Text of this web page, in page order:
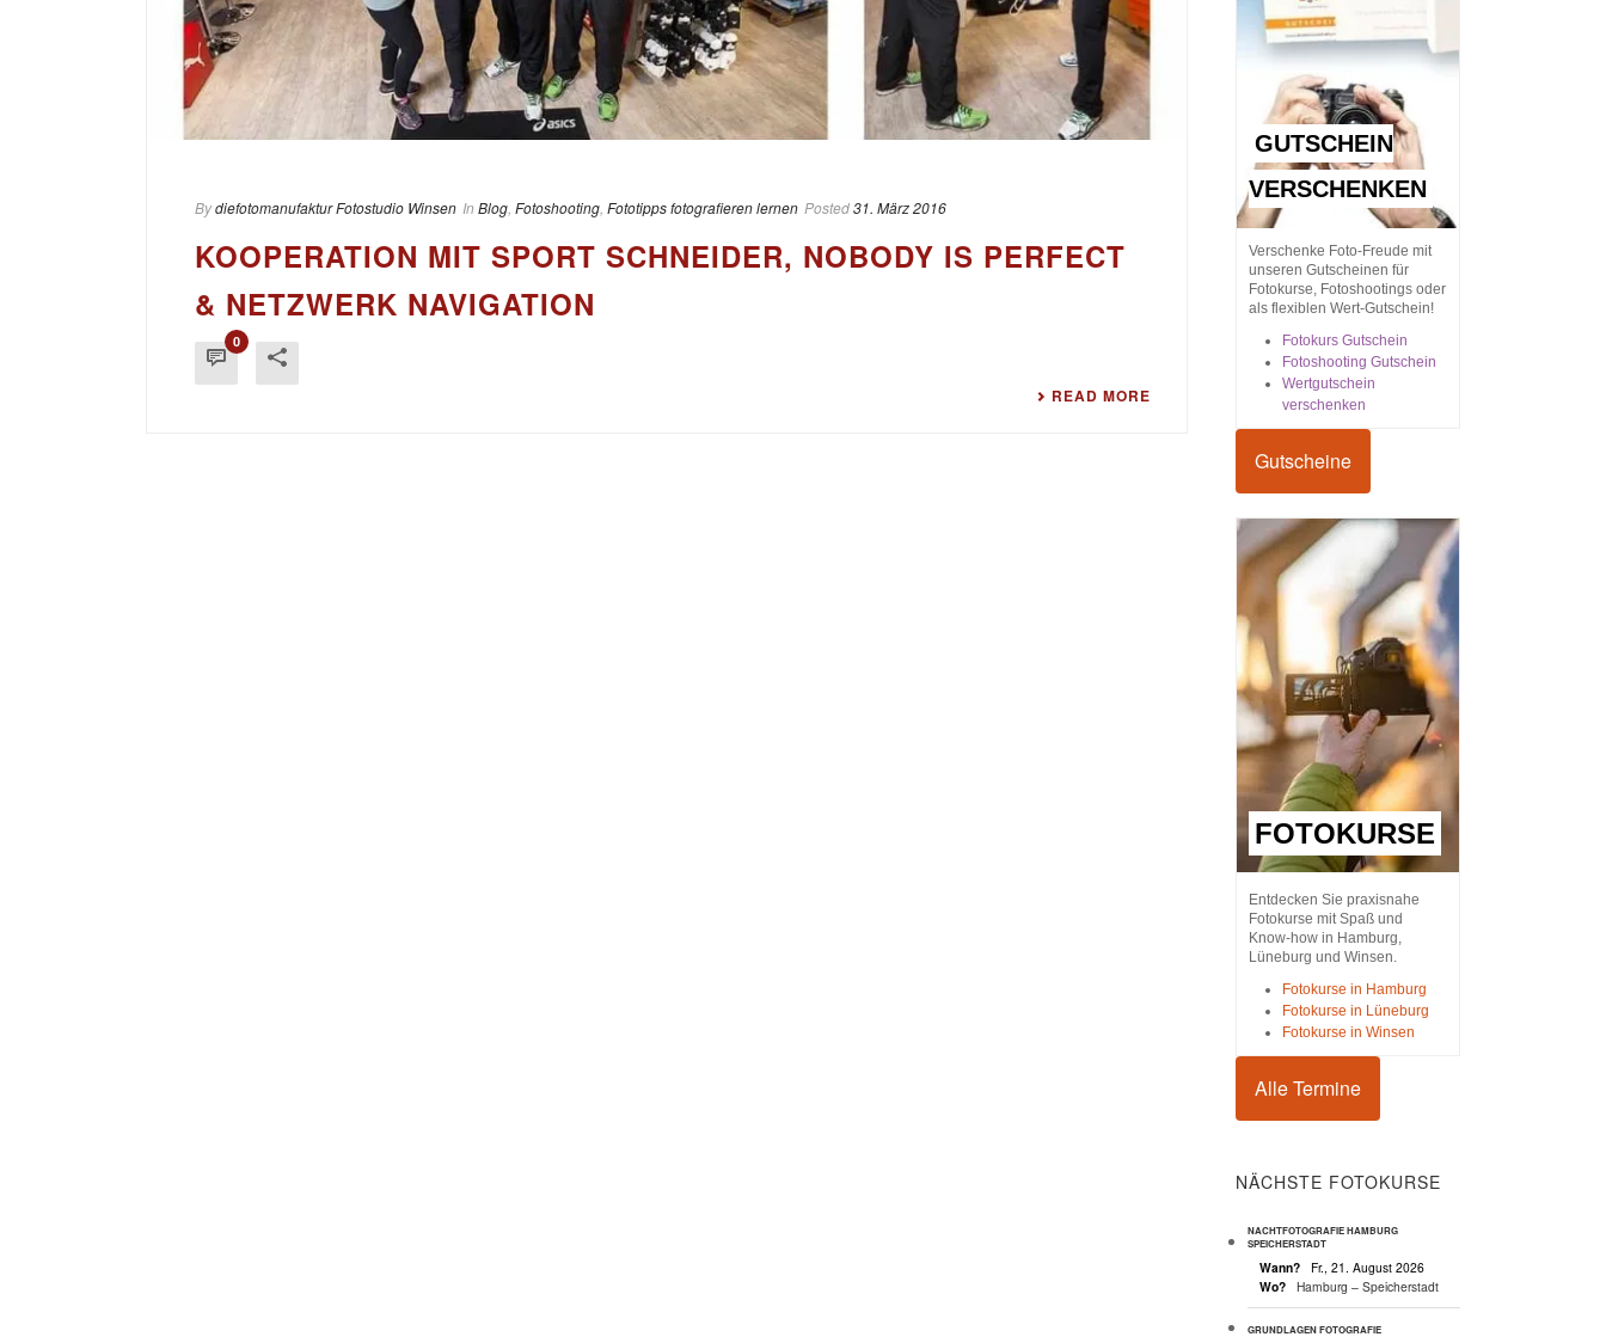
Bydiefotomanufaktur Fotostudio Winsen In Blog Fotoshooting Fototipps fotografieren lernen Posted31. März 2016
KOOPERATION MIT SPORT SCHNEIDER, NOBODY IS PERFECT
& NETZWERK NAVIGATION
0
READ MORE
GUTSCHEIN
VERSCHENKEN
Verschenke Foto-Freude mit
unseren Gutscheinen für
Fotokurse, Fotoshootings oder
als flexiblen Wert-Gutschein!
Fotokurs Gutschein
Fotoshooting Gutschein
Wertgutschein
verschenken
Gutscheine
FOTOKURSE
Entdecken Sie praxisnahe
Fotokurse mit Spaß und
Know-how in Hamburg,
Lüneburg und Winsen.
Fotokurse in Hamburg
Fotokurse in Lüneburg
Fotokurse in Winsen
Alle Termine
NÄCHSTE FOTOKURSE
NACHTFOTOGRAFIE HAMBURG
SPEICHERSTADT
Wann?
Fr., 21. August 2026
Wo?
Hamburg – Speicherstadt
GRUNDLAGEN FOTOGRAFIE